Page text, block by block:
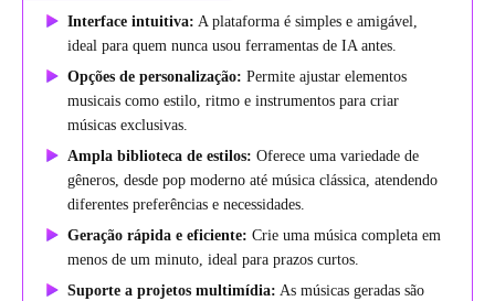
Interface intuitiva: A plataforma é simples e amigável,
ideal para quem nunca usou ferramentas de IA antes.
Opções de personalização: Permite ajustar elementos
musicais como estilo, ritmo e instrumentos para criar
músicas exclusivas.
Ampla biblioteca de estilos: Oferece uma variedade de
gêneros, desde pop moderno até música clássica, atendendo
diferentes preferências e necessidades.
Geração rápida e eficiente: Crie uma música completa em
menos de um minuto, ideal para prazos curtos.
Suporte a projetos multimídia: As músicas geradas são